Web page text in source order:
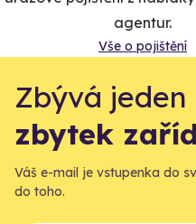
agentur.
Vše o pojištění
Zbývá jeden
zbytek
Váš e-mail je vstupenka do
do toho.